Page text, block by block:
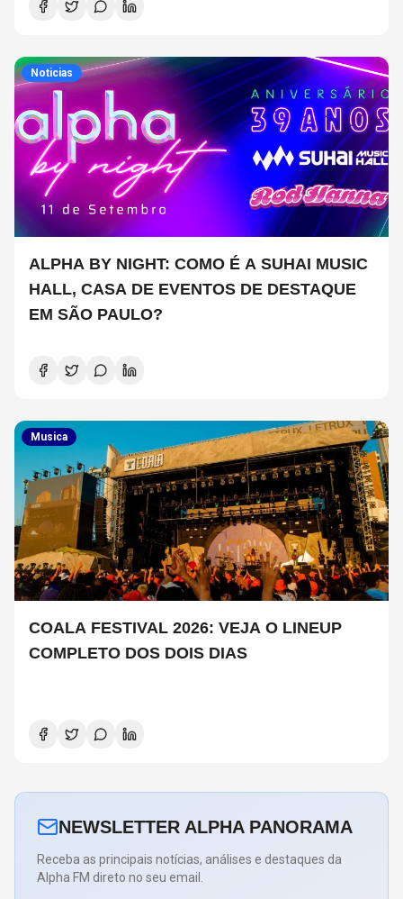
Noticias
ALPHA BY NIGHT: COMO É A SUHAI MUSIC
HALL, CASA DE EVENTOS DE DESTAQUE
EM SÃO PAULO?
Musica
COALA FESTIVAL 2026: VEJA O LINEUP
COMPLETO DOS DOIS DIAS
NEWSLETTER ALPHA PANORAMA
Receba as principais notícias, análises e destaques da
Alpha FM direto no seu email.